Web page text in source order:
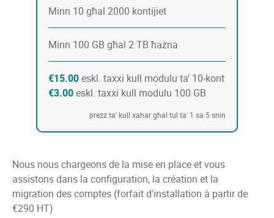
Minn 10 għal 2000 kontijiet
Minn 100 GB għal 2 TB ħażna
€15.00eskl. taxxi kull modulu ta' 10-kont
€3.00eskl. taxxi kull modulu 100 GB
prezz ta' kull xahar għal tul ta' 1 sa 5 snin
Nous nous chargeons de la mise en place et vous
assistons dans la configuration, la création et la
migration des comptes (forfait d'installation à partir de
€290 HT)